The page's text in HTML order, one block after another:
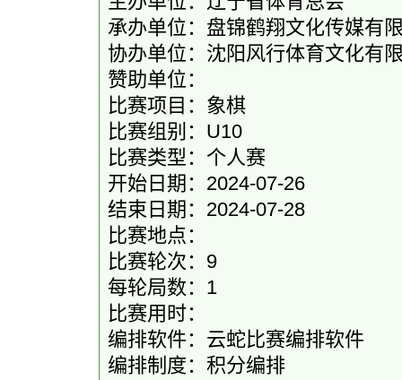
承办单位：盘锦鹤翔文化传媒有
协办单位：沈阳风行体育文化有
赞助单位：
比赛项目：象棋
比赛组别：U10
比赛类型：个人赛
开始日期：2024-07-26
结束日期：2024-07-28
比赛地点：
比赛轮次：9
每轮局数：1
比赛用时：
编排软件：云蛇比赛编排软件
编排制度：积分编排